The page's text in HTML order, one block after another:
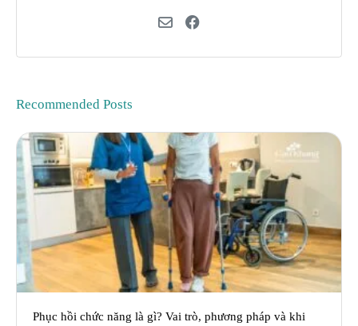
Recommended Posts
Phục hồi chức năng là gì? Vai trò, phương pháp và khi